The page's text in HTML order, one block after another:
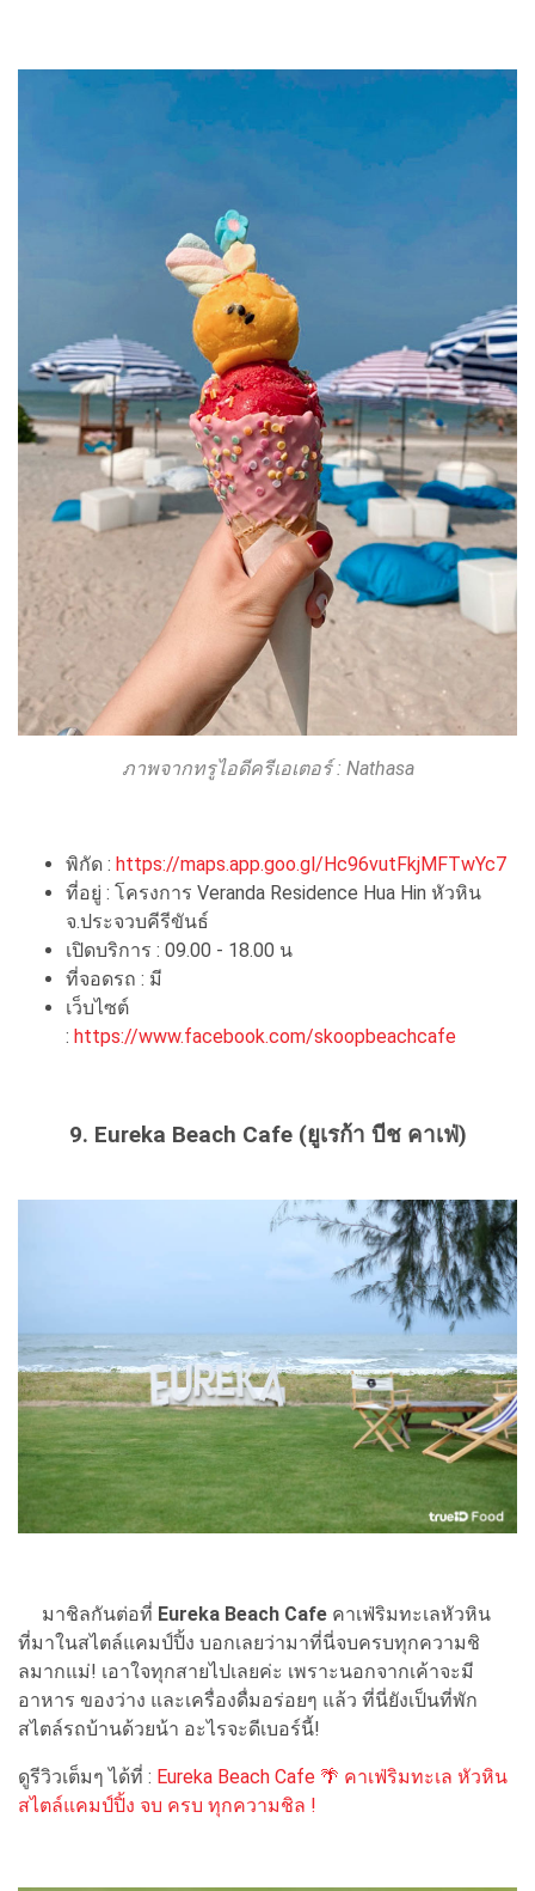
ภาพจากทรูไอดีครีเอเตอร์ : Nathasa
พิกัด : https://maps.app.goo.gl/Hc96vutFkjMFTwYc7
ที่อยู่ : โครงการ Veranda Residence Hua Hin หัวหิน
จ.ประจวบคีรีขันธ์
เปิดบริการ : 09.00 - 18.00 น
ที่จอดรถ : มี
เว็บไซต์
: https://www.facebook.com/skoopbeachcafe
9. Eureka Beach Cafe (ยูเรก้า บีช คาเฟ่)
มาชิลกันต่อที่ Eureka Beach Cafe คาเฟ่ริมทะเลหัวหิน
ที่มาในสไตล์แคมป์ปิ้ง บอกเลยว่ามาที่นี่จบครบทุกความชิ
ลมากแม่! เอาใจทุกสายไปเลยค่ะ เพราะนอกจากเค้าจะมี
อาหาร ของว่าง และเครื่องดื่มอร่อยๆ แล้ว ที่นี่ยังเป็นที่พัก
สไตล์รถบ้านด้วยน้า อะไรจะดีเบอร์นี้!
ดูรีวิวเต็มๆ ได้ที่ : Eureka Beach Cafe 🌴 คาเฟ่ริมทะเล หัวหิน
สไตล์แคมป์ปิ้ง จบ ครบ ทุกความชิล !